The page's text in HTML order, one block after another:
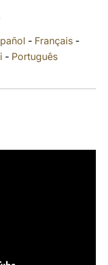
- Français-
- Português